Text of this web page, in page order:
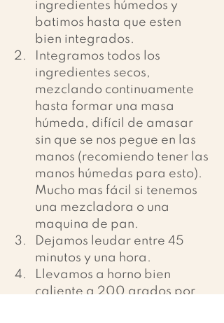
ingredientes húmedos y
batimos hasta que esten
bien integrados.
Integramos todos los
ingredientes secos,
mezclando continuamente
hasta formar una masa
húmeda, difícil de amasar
sin que se nos pegue en las
manos (recomiendo tener las
manos húmedas para esto).
Mucho mas fácil si tenemos
una mezcladora o una
maquina de pan.
Dejamos leudar entre 45
minutos y una hora.
Llevamos a horno bien
caliente a 200 grados por